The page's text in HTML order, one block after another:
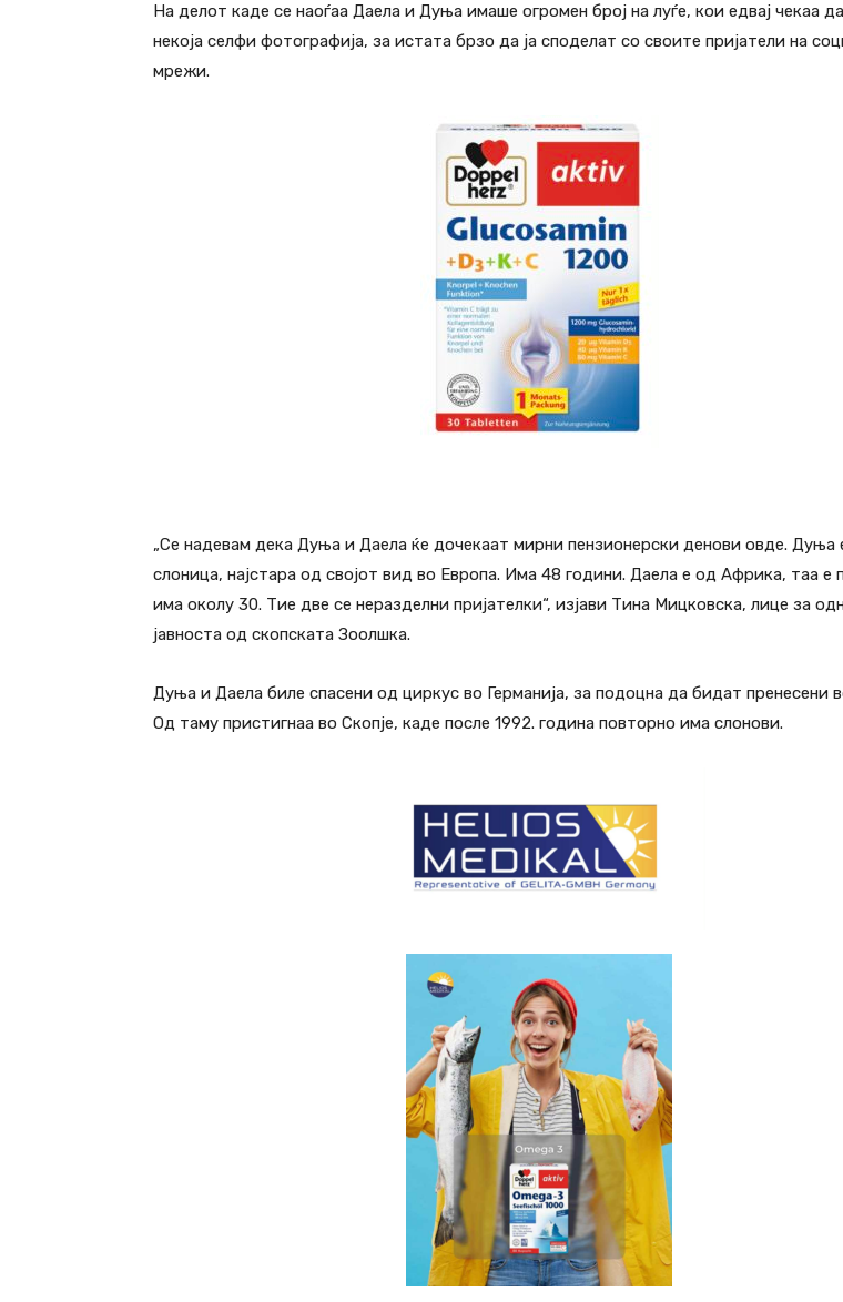
На делот каде се наоѓаа Даела и Дуња имаше огромен број на луѓе, кои едвај чекаа
некоја селфи фотографија, за истата брзо да ја споделат со своите пријатели на
мрежи.
„Се надевам дека Дуња и Даела ќе дочекаат мирни пензионерски денови овде. Дуња
слоница, најстара од својот вид во Европа. Има 48 години. Даела е од Африка, таа е
има околу 30. Тие две се неразделни пријателки“, изјави Тина Мицковска, лице за
јавноста од скопската Зоолшка.
Дуња и Даела биле спасени од циркус во Германија, за подоцна да бидат пренесени
Од таму пристигнаа во Скопје, каде после 1992. година повторно има слонови.